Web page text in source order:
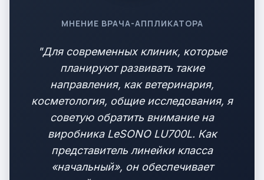
МНЕНИЕ ВРАЧА-АППЛИКАТОРА
"Для современных клиник, которые
планируют развивать такие
направления, как ветеринария,
косметология, общие исследования, я
советую обратить внимание на
виробника LeSONO LU700L. Как
представитель линейки класса
«начальный», он обеспечивает